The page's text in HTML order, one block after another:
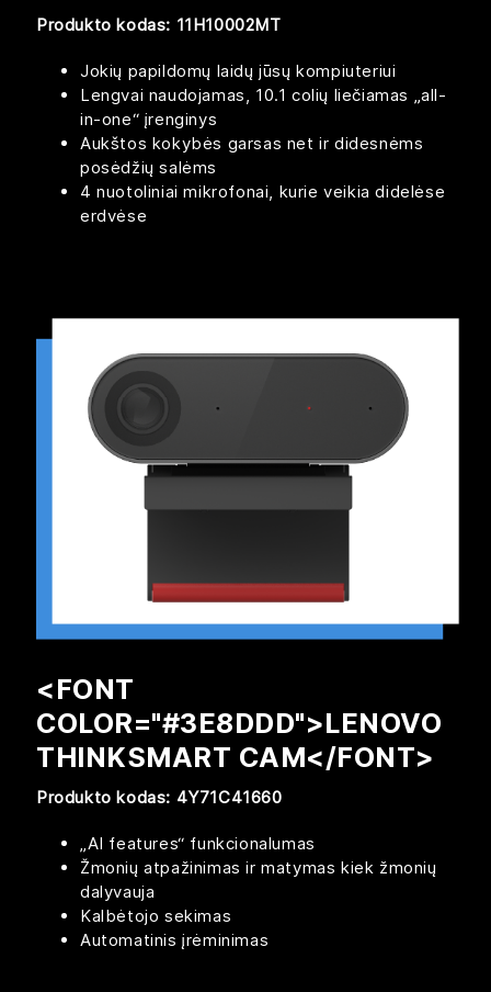
Produkto kodas: 11H10002MT
Jokių papildomų laidų jūsų kompiuteriui​
Lengvai naudojamas, 10.1 colių liečiamas „all-
in-one“ įrenginys
Aukštos kokybės garsas net ir didesnėms
posėdžių salėms
4 nuotoliniai mikrofonai, kurie veikia didelėse
erdvėse
<FONT
COLOR="#3E8DDD">LENOVO
THINKSMART CAM</FONT>
Produkto kodas: 4Y71C41660
„AI features“ funkcionalumas
Žmonių atpažinimas ir matymas kiek žmonių
dalyvauja
Kalbėtojo sekimas​
Automatinis įrėminimas